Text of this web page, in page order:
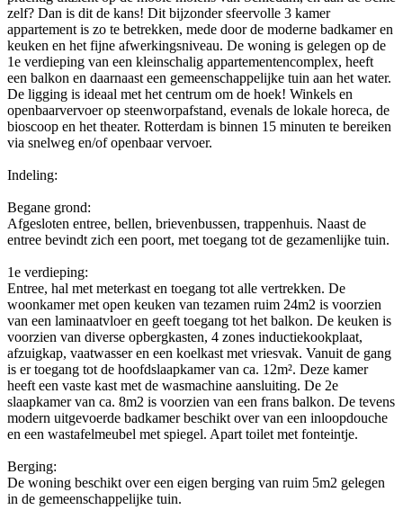
zelf? Dan is dit de kans! Dit bijzonder sfeervolle 3 kamer
appartement is zo te betrekken, mede door de moderne badkamer en
keuken en het fijne afwerkingsniveau. De woning is gelegen op de
1e verdieping van een kleinschalig appartementencomplex, heeft
een balkon en daarnaast een gemeenschappelijke tuin aan het water.
De ligging is ideaal met het centrum om de hoek! Winkels en
openbaarvervoer op steenworpafstand, evenals de lokale horeca, de
bioscoop en het theater. Rotterdam is binnen 15 minuten te bereiken
via snelweg en/of openbaar vervoer.
Indeling:
Begane grond:
Afgesloten entree, bellen, brievenbussen, trappenhuis. Naast de
entree bevindt zich een poort, met toegang tot de gezamenlijke tuin.
1e verdieping:
Entree, hal met meterkast en toegang tot alle vertrekken. De
woonkamer met open keuken van tezamen ruim 24m2 is voorzien
van een laminaatvloer en geeft toegang tot het balkon. De keuken is
voorzien van diverse opbergkasten, 4 zones inductiekookplaat,
afzuigkap, vaatwasser en een koelkast met vriesvak. Vanuit de gang
is er toegang tot de hoofdslaapkamer van ca. 12m². Deze kamer
heeft een vaste kast met de wasmachine aansluiting. De 2e
slaapkamer van ca. 8m2 is voorzien van een frans balkon. De tevens
modern uitgevoerde badkamer beschikt over van een inloopdouche
en een wastafelmeubel met spiegel. Apart toilet met fonteintje.
Berging:
De woning beschikt over een eigen berging van ruim 5m2 gelegen
in de gemeenschappelijke tuin.